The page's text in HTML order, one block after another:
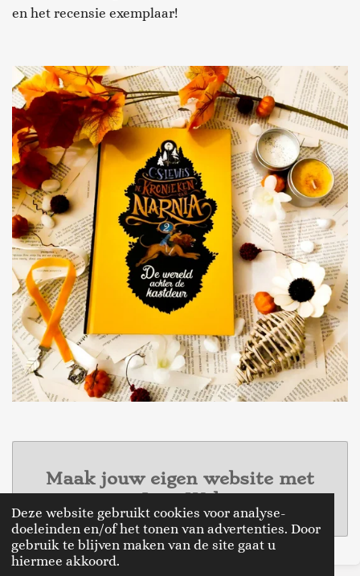
Deze website gebruikt cookies voor analyse-
doeleinden en/of het tonen van advertenties. Door
gebruik te blijven maken van de site gaat u
hiermee akkoord.
en het recensie exemplaar!
Maak jouw eigen website met
JouwWeb